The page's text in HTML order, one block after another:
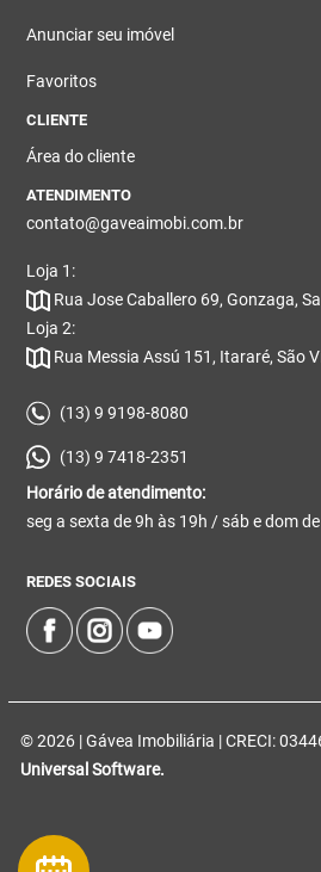
Anunciar seu imóvel
Favoritos
CLIENTE
Área do cliente
ATENDIMENTO
contato@gaveaimobi.com.br
Loja 1:
Rua Jose Caballero 69, Gonzaga,
Loja 2:
Rua Messia Assú 151, Itararé, São
(13) 9 9198-8080
(13) 9 7418-2351
Horário de atendimento:
seg a sexta de 9h às 19h / sáb e dom
REDES SOCIAIS
© 2026 | Gávea Imobiliária | CRECI:
Universal Software.